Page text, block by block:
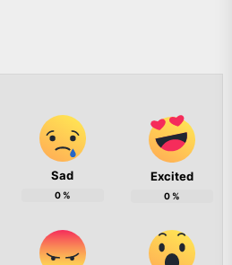
Sad
0%
Excited
0%